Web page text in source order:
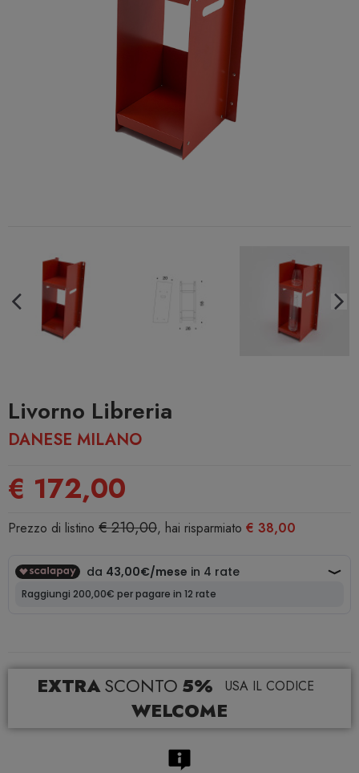
Livorno Libreria
DANESE MILANO
€ 172,00
Prezzo di listino € 210,00, hai risparmiato € 38,00
EXTRASCONTO 5% USA IL CODICE
WELCOME